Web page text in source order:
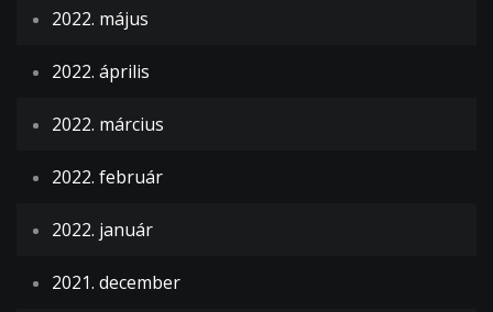
2022. május
2022. április
2022. március
2022. február
2022. január
2021. december